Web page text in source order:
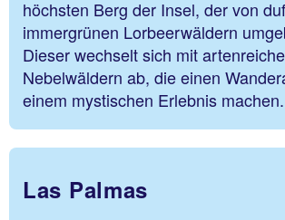
höchsten Berg der Insel, der von
immergrünen Lorbeerwäldern
Dieser wechselt sich mit
Nebelwäldern ab, die einen
einem mystischen Erlebnis machen.
Las Palmas